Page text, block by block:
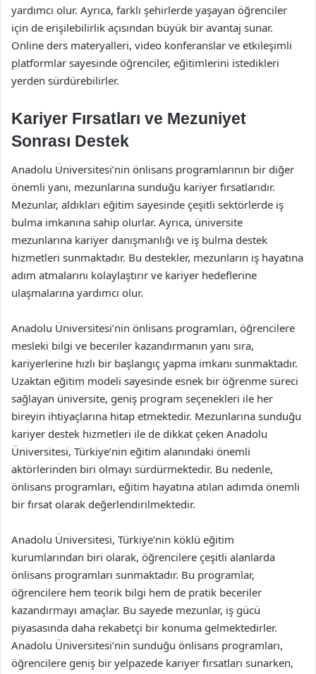
yardımcı olur. Ayrıca, farklı şehirlerde yaşayan öğrenciler
için de erişilebilirlik açısından büyük bir avantaj sunar.
Online ders materyalleri, video konferanslar ve etkileşimli
platformlar sayesinde öğrenciler, eğitimlerini istedikleri
yerden sürdürebilirler.
Kariyer Fırsatları ve Mezuniyet
Sonrası Destek
Anadolu Üniversitesi’nin önlisans programlarının bir diğer
önemli yanı, mezunlarına sunduğu kariyer fırsatlarıdır.
Mezunlar, aldıkları eğitim sayesinde çeşitli sektörlerde iş
bulma imkanına sahip olurlar. Ayrıca, üniversite
mezunlarına kariyer danışmanlığı ve iş bulma destek
hizmetleri sunmaktadır. Bu destekler, mezunların iş hayatına
adım atmalarını kolaylaştırır ve kariyer hedeflerine
ulaşmalarına yardımcı olur.
Anadolu Üniversitesi’nin önlisans programları, öğrencilere
mesleki bilgi ve beceriler kazandırmanın yanı sıra,
kariyerlerine hızlı bir başlangıç yapma imkanı sunmaktadır.
Uzaktan eğitim modeli sayesinde esnek bir öğrenme süreci
sağlayan üniversite, geniş program seçenekleri ile her
bireyin ihtiyaçlarına hitap etmektedir. Mezunlarına sunduğu
kariyer destek hizmetleri ile de dikkat çeken Anadolu
Üniversitesi, Türkiye’nin eğitim alanındaki önemli
aktörlerinden biri olmayı sürdürmektedir. Bu nedenle,
önlisans programları, eğitim hayatına atılan adımda önemli
bir fırsat olarak değerlendirilmektedir.
Anadolu Üniversitesi, Türkiye’nin köklü eğitim
kurumlarından biri olarak, öğrencilere çeşitli alanlarda
önlisans programları sunmaktadır. Bu programlar,
öğrencilere hem teorik bilgi hem de pratik beceriler
kazandırmayı amaçlar. Bu sayede mezunlar, iş gücü
piyasasında daha rekabetçi bir konuma gelmektedirler.
Anadolu Üniversitesi’nin sunduğu önlisans programları,
öğrencilere geniş bir yelpazede kariyer fırsatları sunarken,